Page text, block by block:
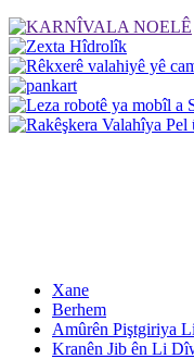
Xane
Berhem
Amûrên Piştgiriya
Kranên Jib ên Li